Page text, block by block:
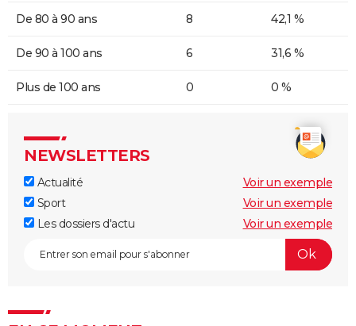
De 80 à 90 ans 8 42,1 %
De 90 à 100 ans 6 31,6 %
Plus de 100 ans 0 0 %
NEWSLETTERS
Actualité
Voir un exemple
Sport
Voir un exemple
Les dossiers d'actu
Voir un exemple